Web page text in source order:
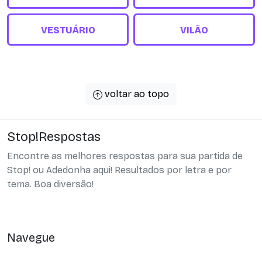
VESTUÁRIO VILÃO
voltar ao topo
Stop!Respostas
Encontre as melhores respostas para sua partida de
Stop! ou Adedonha aqui! Resultados por letra e por
tema. Boa diversão!
Navegue